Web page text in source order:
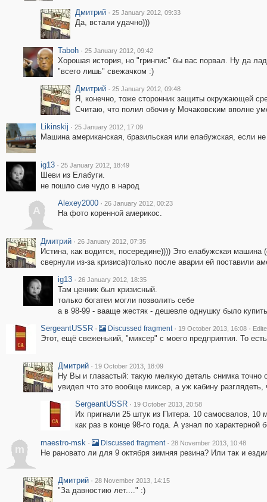
Дмитрий · 25 January 2012, 09:33
Да, встали удачно)))
Taboh · 25 January 2012, 09:42
Хорошая история, но "гринпис" бы вас порвал. Ну да
"всего лишь" свежачком :)
Дмитрий · 25 January 2012, 09:48
Я, конечно, тоже сторонник защиты окружающей
Считаю, что полил обочину Мочаковским вполне
Likinskij · 25 January 2012, 17:09
Машина американская, бразильская или елабужская, если не
ig13 · 25 January 2012, 18:49
Шеви из Елабуги.
не пошло сие чудо в народ
A
Alexey2000 · 26 January 2012, 00:23
На фото коренной америкос.
Дмитрий · 26 January 2012, 07:35
Истина, как водится, посередине)))) Это елабужская
свернули из-за кризиса)только после аварии ей поставили
ig13 · 26 January 2012, 18:35
Там ценник был кризисный.
только богатеи могли позволить себе
а в 98-99 - вааще жестяк - дешевле однушку было купить
SergeantUSSR · Discussed fragment · 19 October 2013, 16:08 ·
Этот, ещё свеженький, "миксер" с моего предприятия. То
Дмитрий · 19 October 2013, 18:09
Ну Вы и глазастый: такую мелкую деталь снимка точно
увидел что это вообще миксер, а уж кабину разглядеть,
SergeantUSSR · 19 October 2013, 20:58
Их пригнали 25 штук из Питера. 10 самосвалов, 10
как раз в конце 98-го года. А узнал по
m
maestro-msk · Discussed fragment · 28 November 2013, 10:48
Не рановато ли для 9 октября зимняя резина? Или так и
Дмитрий · 28 November 2013, 14:15
"За давностию лет...." :)